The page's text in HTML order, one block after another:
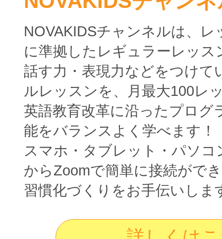
NOVAKIDSチャンネルは、
に準拠したレギュラーレッス
話す力・表現力などをつけて
ルレッスンを、月最大100レ
英語教育改革に沿ったプログ
能をバランスよく学べます！
スマホ・タブレット・パソ
からZoomで簡単に接続がで
習慣化づくりをお手伝いしま